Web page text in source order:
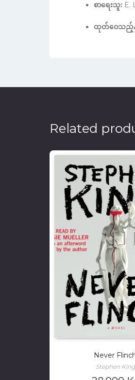
စာရေးသူ: E.
ထုတ်ဝေသည့်
Related
Never
Stephen King